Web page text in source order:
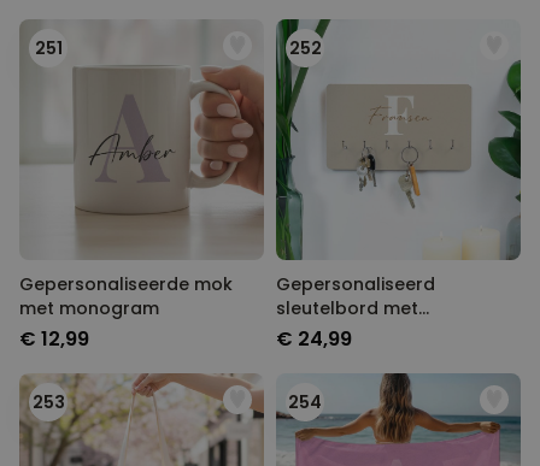
251
Gepersonaliseerde mok
met monogram
€ 12,99
252
Gepersonaliseerd
sleutelbord met
monogram
€ 24,99
253 254